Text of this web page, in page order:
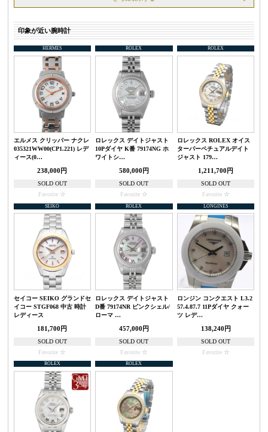
印象が近い腕時計
HERMES
エルメス クリッパー ナクレ
035321WW00(CP1.221) レデ
ィース(0…
238,000円
SOLD OUT
Favorite
ROLEX
ロレックス デイトジャスト
10Pダイヤ K番 79174NG ホ
ワイトシ…
580,000円
SOLD OUT
Favorite
ROLEX
ロレックス ROLEX オイス
ターパーペチュアルデイト
ジャスト 179…
1,211,700円
SOLD OUT
Favorite
SEIKO
セイコー SEIKO グランドセ
イコー STGF068 中古 時計
レディース
181,700円
SOLD OUT
Favorite
ROLEX
ロレックス デイトジャスト
D番 79174NR ピンクシェル/
ローマ …
457,000円
SOLD OUT
Favorite
LONGINES
ロンジン コンクエスト L3.2
57.4.87.7 11Pダイヤ クォー
ツ レデ…
138,240円
SOLD OUT
Favorite
ROLEX ROLEX